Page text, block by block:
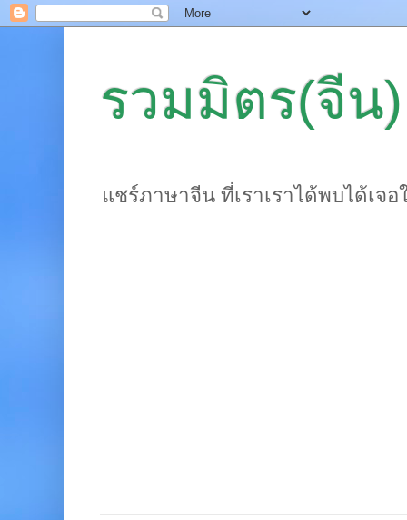
รวมมิตร(จีน)
แชร์ภาษาจีน ที่เราเราได้พบได้เจ